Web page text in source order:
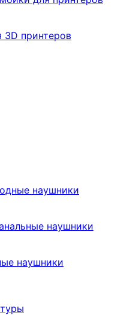
3D принтеров
наушники
наушники
наушники